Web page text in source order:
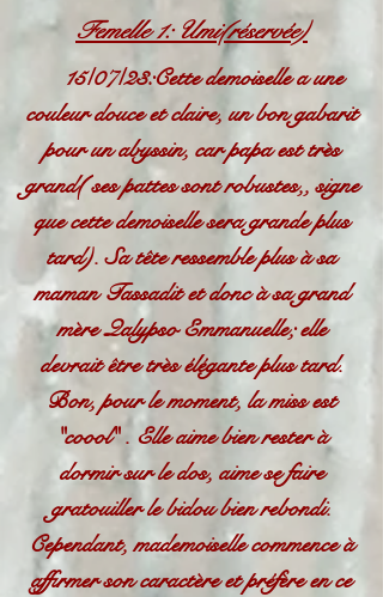
Femelle 1: Umi(réservée)
15/07/23:Cette demoiselle a une
couleur douce et claire, un bon gabarit
pour un abyssin, car papa est très
grand( ses pattes sont robustes,, signe
que cette demoiselle sera grande plus
tard). Sa tête ressemble plus à sa
maman Tassadit et donc à sa grand
mère Qalypso Emmanuelle; elle
devrait être très élégante plus tard.
Bon, pour le moment, la miss est
"coool" . Elle aime bien rester à
dormir sur le dos, aime se faire
gratouiller le bidou bien rebondi.
Cependant, mademoiselle commence à
affirmer son caractère et préfère en ce